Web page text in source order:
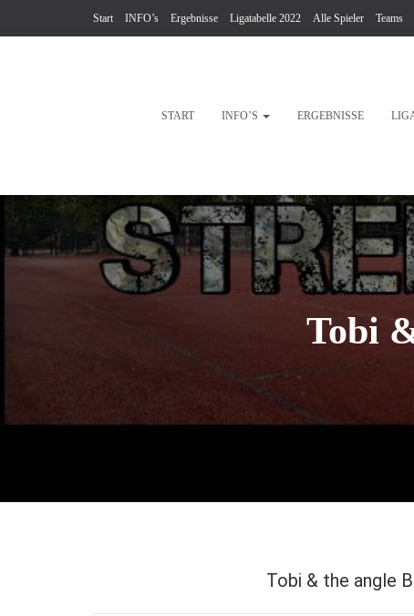
Start INFO’s Ergebnisse Ligatabelle 2022 Alle Spieler Teams
START INFO’S ERGEBNISSE
Tobi
Tobi & the angle